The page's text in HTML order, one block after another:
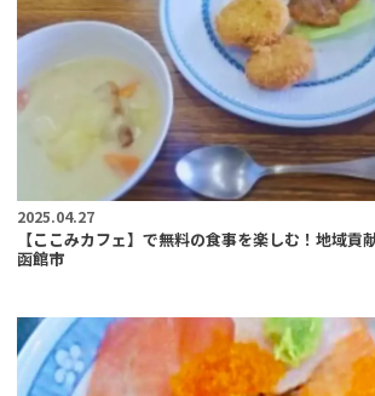
2025.04.27
【ここみカフェ】で無料の食事を楽しむ！地域貢
函館市